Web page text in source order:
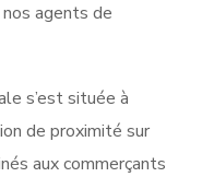
agents de
s’est située à
de proximité sur
aux commerçants